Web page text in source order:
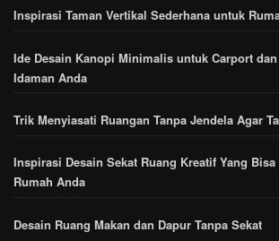
Inspirasi Taman Vertikal Sederhana untuk
Ide Desain Kanopi Minimalis untuk Carport dan
Idaman Anda
Trik Menyiasati Ruangan Tanpa Jendela Agar
Inspirasi Desain Sekat Ruang Kreatif Yang
Rumah Anda
Desain Ruang Makan dan Dapur Tanpa Sekat